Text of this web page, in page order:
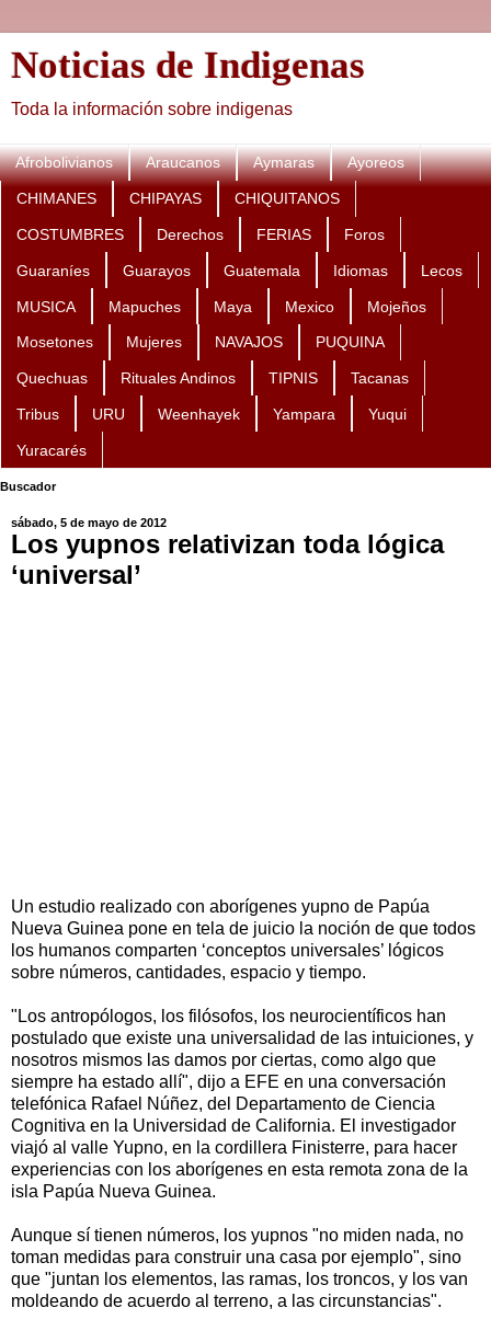
Noticias de Indigenas
Toda la información sobre indigenas
Afrobolivianos Araucanos Aymaras Ayoreos
CHIMANES CHIPAYAS CHIQUITANOS
COSTUMBRES Derechos FERIAS Foros
Guaraníes Guarayos Guatemala Idiomas Lecos
MUSICA Mapuches Maya Mexico Mojeños
Mosetones Mujeres NAVAJOS PUQUINA
Quechuas Rituales Andinos TIPNIS Tacanas
Tribus URU Weenhayek Yampara Yuqui
Yuracarés
Buscador
sábado, 5 de mayo de 2012
Los yupnos relativizan toda lógica
‘universal’
Un estudio realizado con aborígenes yupno de Papúa
Nueva Guinea pone en tela de juicio la noción de que todos
los humanos comparten ‘conceptos universales’ lógicos
sobre números, cantidades, espacio y tiempo.
"Los antropólogos, los filósofos, los neurocientíficos han
postulado que existe una universalidad de las intuiciones, y
nosotros mismos las damos por ciertas, como algo que
siempre ha estado allí", dijo a EFE en una conversación
telefónica Rafael Núñez, del Departamento de Ciencia
Cognitiva en la Universidad de California. El investigador
viajó al valle Yupno, en la cordillera Finisterre, para hacer
experiencias con los aborígenes en esta remota zona de la
isla Papúa Nueva Guinea.
Aunque sí tienen números, los yupnos "no miden nada, no
toman medidas para construir una casa por ejemplo", sino
que "juntan los elementos, las ramas, los troncos, y los van
moldeando de acuerdo al terreno, a las circunstancias".